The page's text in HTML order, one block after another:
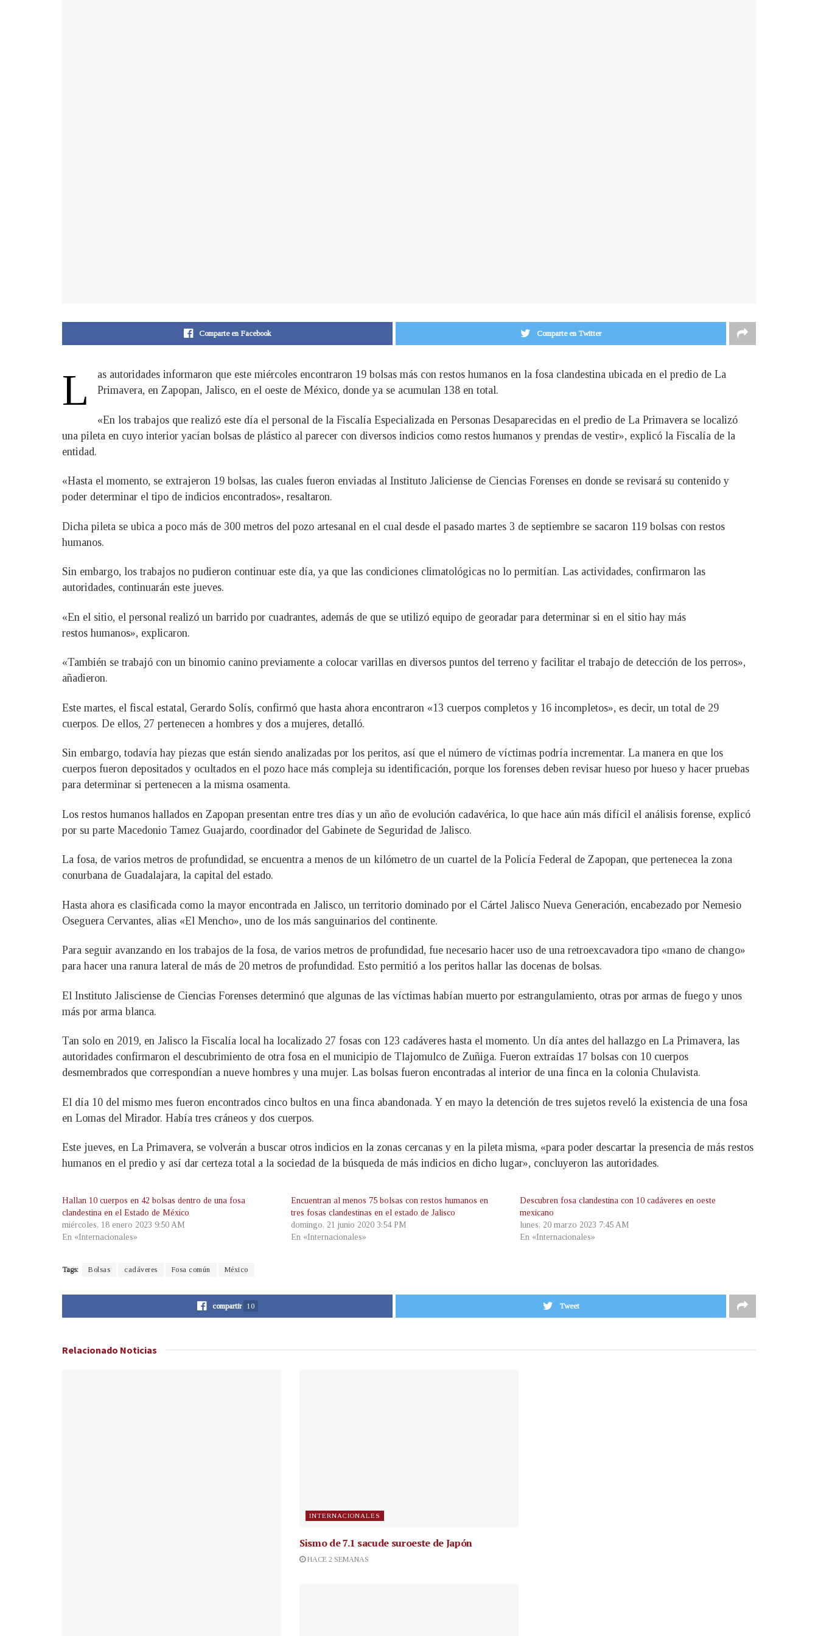
Comparte en Facebook Comparte en Twitter
L
as autoridades informaron que este miércoles encontraron 19 bolsas más con restos humanos en la fosa clandestina ubicada en el predio de La
Primavera, en Zapopan, Jalisco, en el oeste de México, donde ya se acumulan 138 en total.
«En los trabajos que realizó este día el personal de la Fiscalía Especializada en Personas Desaparecidas en el predio de La Primavera se localizó
una pileta en cuyo interior yacían bolsas de plástico al parecer con diversos indicios como restos humanos y prendas de vestir», explicó la Fiscalía de la
entidad.
«Hasta el momento, se extrajeron 19 bolsas, las cuales fueron enviadas al Instituto Jaliciense de Ciencias Forenses en donde se revisará su contenido y
poder determinar el tipo de indicios encontrados», resaltaron.
Dicha pileta se ubica a poco más de 300 metros del pozo artesanal en el cual desde el pasado martes 3 de septiembre se sacaron 119 bolsas con restos
humanos.
Sin embargo, los trabajos no pudieron continuar este día, ya que las condiciones climatológicas no lo permitían. Las actividades, confirmaron las
autoridades, continuarán este jueves.
«En el sitio, el personal realizó un barrido por cuadrantes, además de que se utilizó equipo de georadar para determinar si en el sitio hay más
restos humanos», explicaron.
«También se trabajó con un binomio canino previamente a colocar varillas en diversos puntos del terreno y facilitar el trabajo de detección de los perros»,
añadieron.
Este martes, el fiscal estatal, Gerardo Solís, confirmó que hasta ahora encontraron «13 cuerpos completos y 16 incompletos», es decir, un total de 29
cuerpos. De ellos, 27 pertenecen a hombres y dos a mujeres, detalló.
Sin embargo, todavía hay piezas que están siendo analizadas por los peritos, así que el número de víctimas podría incrementar. La manera en que los
cuerpos fueron depositados y ocultados en el pozo hace más compleja su identificación, porque los forenses deben revisar hueso por hueso y hacer pruebas
para determinar si pertenecen a la misma osamenta.
Los restos humanos hallados en Zapopan presentan entre tres días y un año de evolución cadavérica, lo que hace aún más difícil el análisis forense, explicó
por su parte Macedonio Tamez Guajardo, coordinador del Gabinete de Seguridad de Jalisco.
La fosa, de varios metros de profundidad, se encuentra a menos de un kilómetro de un cuartel de la Policía Federal de Zapopan, que pertenecea la zona
conurbana de Guadalajara, la capital del estado.
Hasta ahora es clasificada como la mayor encontrada en Jalisco, un territorio dominado por el Cártel Jalisco Nueva Generación, encabezado por Nemesio
Oseguera Cervantes, alias «El Mencho», uno de los más sanguinarios del continente.
Para seguir avanzando en los trabajos de la fosa, de varios metros de profundidad, fue necesario hacer uso de una retroexcavadora tipo «mano de chango»
para hacer una ranura lateral de más de 20 metros de profundidad. Esto permitió a los peritos hallar las docenas de bolsas.
El Instituto Jalisciense de Ciencias Forenses determinó que algunas de las víctimas habían muerto por estrangulamiento, otras por armas de fuego y unos
más por arma blanca.
Tan solo en 2019, en Jalisco la Fiscalía local ha localizado 27 fosas con 123 cadáveres hasta el momento. Un día antes del hallazgo en La Primavera, las
autoridades confirmaron el descubrimiento de otra fosa en el municipio de Tlajomulco de Zuñiga. Fueron extraídas 17 bolsas con 10 cuerpos
desmembrados que correspondían a nueve hombres y una mujer. Las bolsas fueron encontradas al interior de una finca en la colonia Chulavista.
El día 10 del mismo mes fueron encontrados cinco bultos en una finca abandonada. Y en mayo la detención de tres sujetos reveló la existencia de una fosa
en Lomas del Mirador. Había tres cráneos y dos cuerpos.
Este jueves, en La Primavera, se volverán a buscar otros indicios en la zonas cercanas y en la pileta misma, «para poder descartar la presencia de más restos
humanos en el predio y así dar certeza total a la sociedad de la búsqueda de más indicios en dicho lugar», concluyeron las autoridades.
Hallan 10 cuerpos en 42 bolsas dentro de una fosa
clandestina en el Estado de México
miércoles, 18 enero 2023 9:50 AM
En «Internacionales»
Encuentran al menos 75 bolsas con restos humanos en
tres fosas clandestinas en el estado de Jalisco
domingo, 21 junio 2020 3:54 PM
En «Internacionales»
Descubren fosa clandestina con 10 cadáveres en oeste
mexicano
lunes, 20 marzo 2023 7:45 AM
En «Internacionales»
Tags: Bolsas cadáveres Fosa común México
compartir 10 Tweet
Relacionado Noticias
INTERNACIONALES
Sismo de 7.1 sacude suroeste de Japón
HACE 2 SEMANAS